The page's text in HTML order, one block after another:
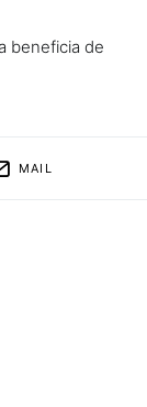
beneficia de
MAIL